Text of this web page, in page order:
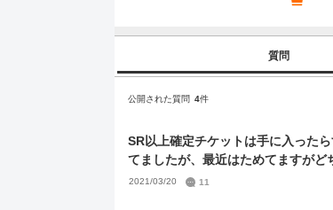
質問
公開された質問 4件
SR以上確定チケットは手に入った
てましたが、最近はためてますがど
2021/03/20
11